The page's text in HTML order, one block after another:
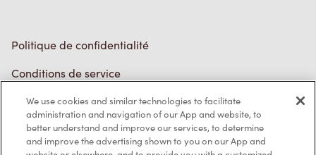
Politique de confidentialité
Conditions de service
Marques de commerce
Accessibilité
We use cookies and similar technologies to facilitate
administration and navigation of our App and website, to
better understand and improve our services, to determine
and improve the advertising shown to you on our App and